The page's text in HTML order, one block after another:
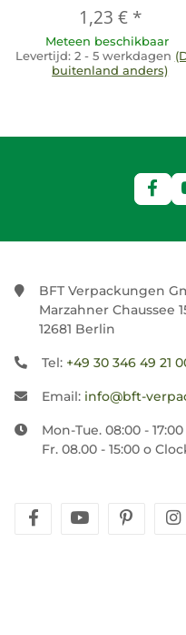
1,23 € *
Meteen beschikbaar
Levertijd: 2 - 5 werkdagen
buitenland anders)
BFT Verpackungen
Marzahner Chaussee
12681 Berlin
Tel: +49 30 346 49 21
Email: info@bft-
Mon-Tue. 08:00 -
Fr. 08.00 - 15:00 o
facebookyoutube